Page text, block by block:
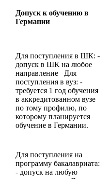
Допуск к обучению в
Германии
Для поступления в ШК: -
допуск в ШК на любое
направление Для
поступления в вуз: -
требуется 1 год обучения
в аккредитованном вузе
по тому профилю, по
которому планируется
обучение в Германии.
Для поступления на
программу бакалавриата:
- допуск на любую